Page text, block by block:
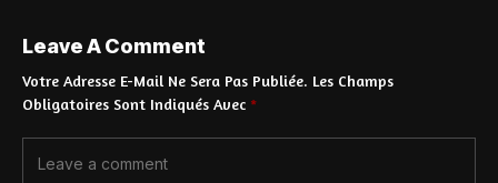
Leave A Comment
Votre Adresse E-Mail Ne Sera Pas Publiée. Les Champs
Obligatoires Sont Indiqués Avec *